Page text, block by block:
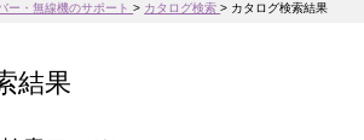
ー・無線機のサポート> カタログ検索> カタログ検索結果
結果